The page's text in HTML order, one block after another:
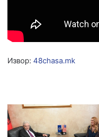
Извор: 48chasa.mk